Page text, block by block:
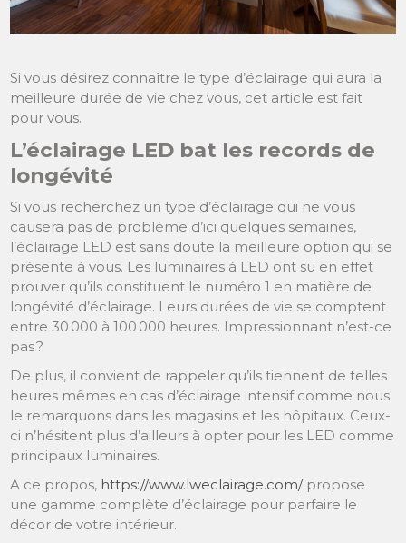
Si vous désirez connaître le type d’éclairage qui aura la
meilleure durée de vie chez vous, cet article est fait
pour vous.
L’éclairage LED bat les records de
longévité
Si vous recherchez un type d’éclairage qui ne vous
causera pas de problème d’ici quelques semaines,
l’éclairage LED est sans doute la meilleure option qui se
présente à vous. Les luminaires à LED ont su en effet
prouver qu’ils constituent le numéro 1 en matière de
longévité d’éclairage. Leurs durées de vie se comptent
entre 30 000 à 100 000 heures. Impressionnant n’est-ce
pas ?
De plus, il convient de rappeler qu’ils tiennent de telles
heures mêmes en cas d’éclairage intensif comme nous
le remarquons dans les magasins et les hôpitaux. Ceux-
ci n’hésitent plus d’ailleurs à opter pour les LED comme
principaux luminaires.
A ce propos, https://www.lweclairage.com/propose
une gamme complète d’éclairage pour parfaire le
décor de votre intérieur.